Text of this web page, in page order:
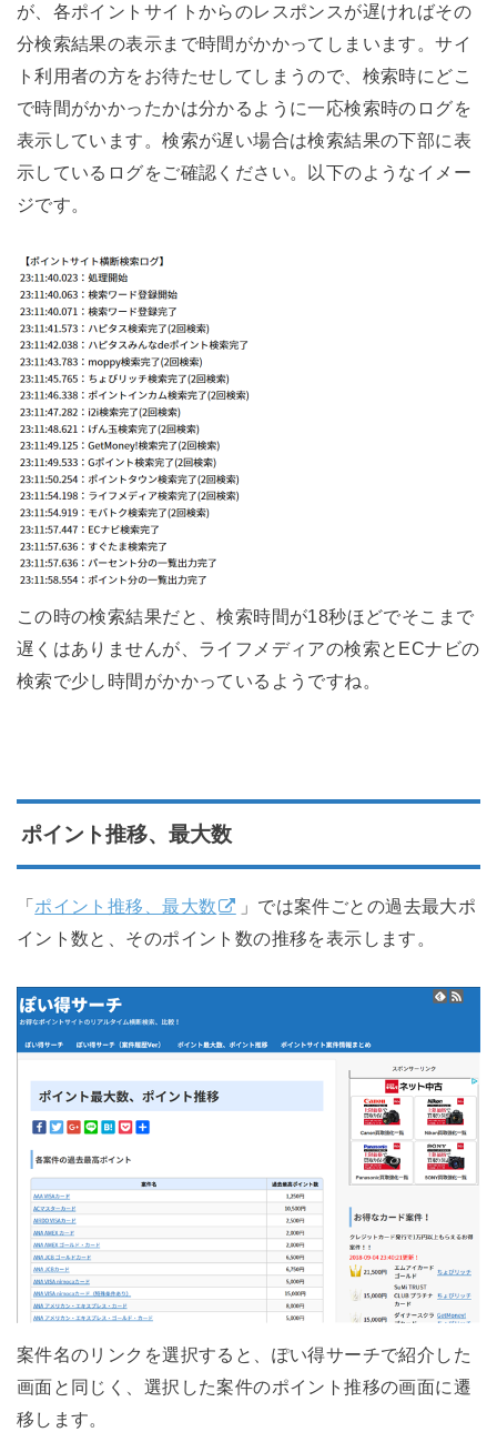
が、各ポイントサイトからのレスポンスが遅ければその
分検索結果の表示まで時間がかかってしまいます。サイ
ト利用者の方をお待たせしてしまうので、検索時にどこ
で時間がかかったかは分かるように一応検索時のログを
表示しています。検索が遅い場合は検索結果の下部に表
示しているログをご確認ください。以下のようなイメー
ジです。
この時の検索結果だと、検索時間が18秒ほどでそこまで
遅くはありませんが、ライフメディアの検索とECナビの
検索で少し時間がかかっているようですね。
ポイント推移、最大数
「ポイント推移、最大数
」では案件ごとの過去最大ポ
イント数と、そのポイント数の推移を表示します。
案件名のリンクを選択すると、ぽい得サーチで紹介した
画面と同じく、選択した案件のポイント推移の画面に遷
移します。